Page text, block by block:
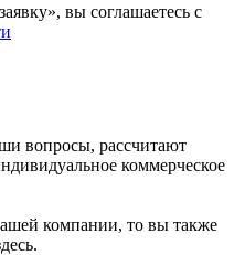
вы соглашаетесь с
вопросы, рассчитают
коммерческое
компании, то вы также